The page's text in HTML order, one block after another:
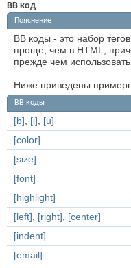
BB код
Пояснение
BB коды - это набор
проще, чем в HTML,
прежде чем
Ниже приведены
BB коды
[b] [i]
[u]
[color]
[size]
[font]
[highlight]
[left] [right]
[center]
[indent]
[email]